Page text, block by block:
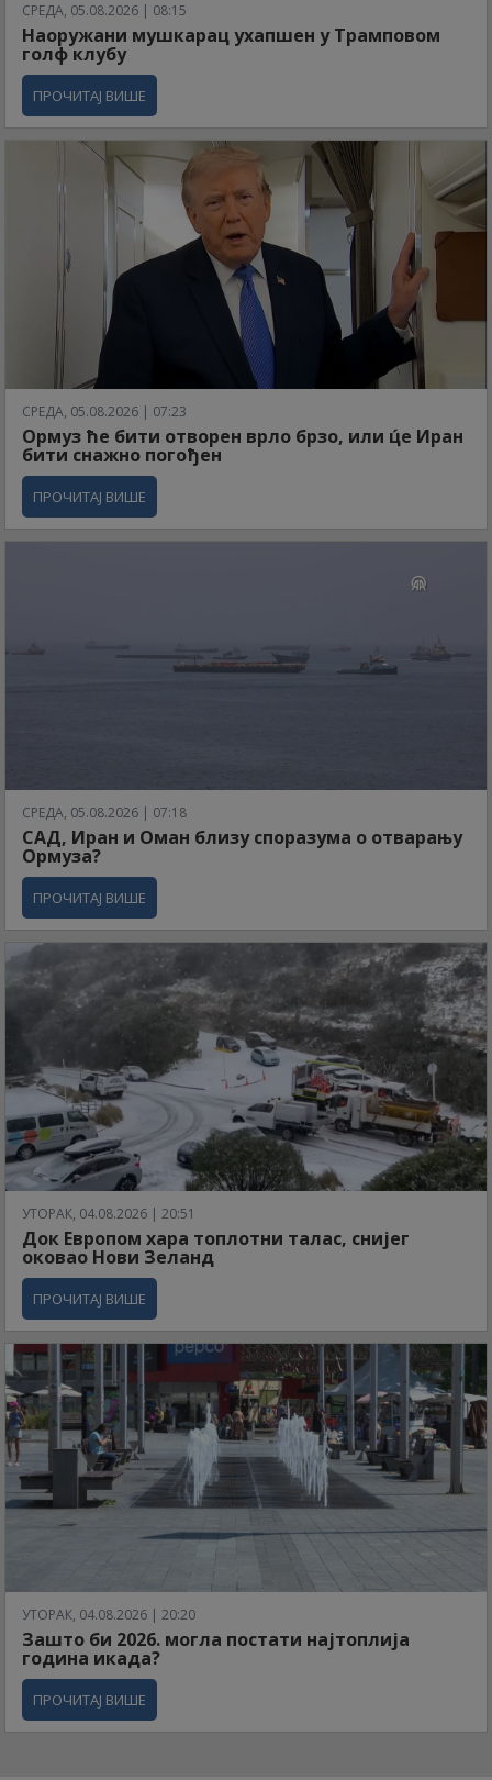
СРЕДА, 05.08.2026 | 08:15
Наоружани мушкарац ухапшен у Трамповом
голф клубу
ПРОЧИТАЈ ВИШЕ
СРЕДА, 05.08.2026 | 07:23
Ормуз ће бити отворен врло брзо, или ц́е Иран
бити снажно погођен
ПРОЧИТАЈ ВИШЕ
СРЕДА, 05.08.2026 | 07:18
САД, Иран и Оман близу споразума о отварању
Ормуза?
ПРОЧИТАЈ ВИШЕ
УТОРАК, 04.08.2026 | 20:51
Док Европом хара топлотни талас, снијег
оковао Нови Зеланд
ПРОЧИТАЈ ВИШЕ
УТОРАК, 04.08.2026 | 20:20
Зашто би 2026. могла постати најтоплија
година икада?
ПРОЧИТАЈ ВИШЕ